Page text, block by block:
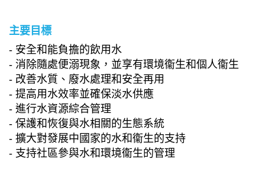
主要目標
- 安全和能負擔的飲用水
- 消除隨處便溺現象，並享有環境衞生和個人衞生
- 改善水質、廢水處理和安全再用
- 提高用水效率並確保淡水供應
- 進行水資源綜合管理
- 保護和恢復與水相關的生態系統
- 擴大對發展中國家的水和衞生的支持
- 支持社區參與水和環境衞生的管理